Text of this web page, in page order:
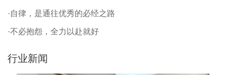
·自律，是通往优秀的必经之路
·不必抱怨，全力以赴就好
行业新闻